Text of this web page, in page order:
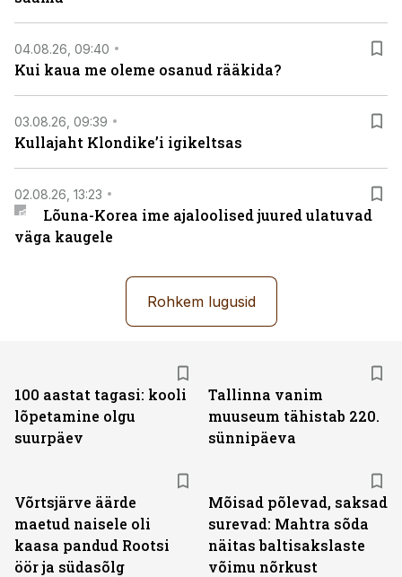
04.08.26, 09:40
Kui kaua me oleme osanud rääkida?
03.08.26, 09:39
Kullajaht Klondike’i igikeltsas
02.08.26, 13:23
Lõuna-Korea ime ajaloolised juured ulatuvad
väga kaugele
Rohkem lugusid
100 aastat tagasi: kooli
lõpetamine olgu
suurpäev
Tallinna vanim
muuseum tähistab 220.
sünnipäeva
Võrtsjärve äärde
maetud naisele oli
kaasa pandud Rootsi
öör ja südasõlg
Mõisad põlevad, saksad
surevad: Mahtra sõda
näitas baltisakslaste
võimu nõrkust